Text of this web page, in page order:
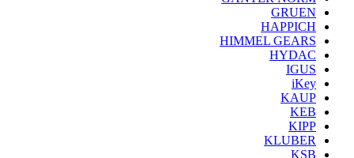
GRUEN
HAPPICH
HIMMEL GEARS
HYDAC
IGUS
iKey
KAUP
KEB
KIPP
KLUBER
KSB